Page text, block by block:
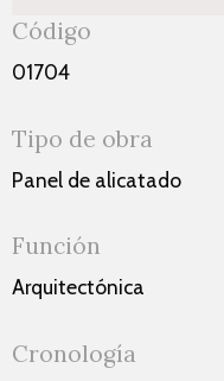
Código
01704
Tipo de obra
Panel de alicatado
Función
Arquitectónica
Cronología